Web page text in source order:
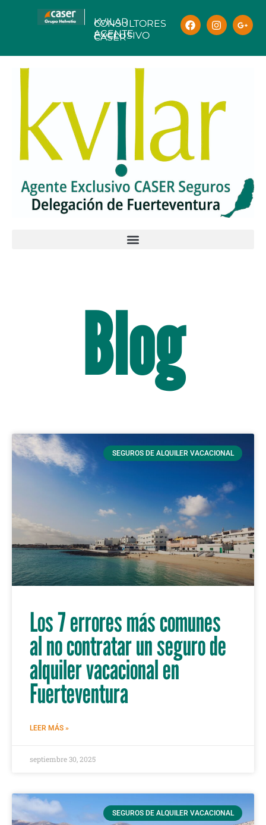
KVILAR
CONSULTORES
AGENTE
EXCLUSIVO
CASER
Blog
SEGUROS DE ALQUILER VACACIONAL
Los 7 errores más comunes
al no contratar un seguro de
alquiler vacacional en
Fuerteventura
LEER MÁS »
septiembre 30, 2025
SEGUROS DE ALQUILER VACACIONAL